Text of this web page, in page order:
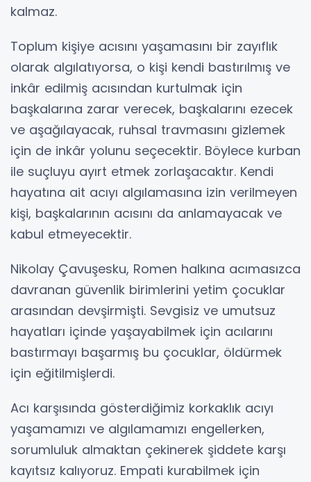
kalmaz.
Toplum kişiye acısını yaşamasını bir zayıflık
olarak algılatıyorsa, o kişi kendi bastırılmış ve
inkâr edilmiş acısından kurtulmak için
başkalarına zarar verecek, başkalarını ezecek
ve aşağılayacak, ruhsal travmasını gizlemek
için de inkâr yolunu seçecektir. Böylece kurban
ile suçluyu ayırt etmek zorlaşacaktır. Kendi
hayatına ait acıyı algılamasına izin verilmeyen
kişi, başkalarının acısını da anlamayacak ve
kabul etmeyecektir.
Nikolay Çavuşesku, Romen halkına acımasızca
davranan güvenlik birimlerini yetim çocuklar
arasından devşirmişti. Sevgisiz ve umutsuz
hayatları içinde yaşayabilmek için acılarını
bastırmayı başarmış bu çocuklar, öldürmek
için eğitilmişlerdi.
Acı karşısında gösterdiğimiz korkaklık acıyı
yaşamamızı ve algılamamızı engellerken,
sorumluluk almaktan çekinerek şiddete karşı
kayıtsız kalıyoruz. Empati kurabilmek için